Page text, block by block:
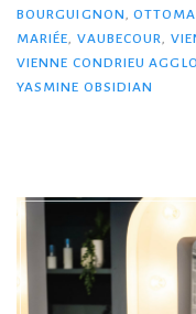
BOURGUIGNON,
MARIÉE, VAUBECOUR,
VIENNE CONDRIEU
YASMINE OBSIDIAN